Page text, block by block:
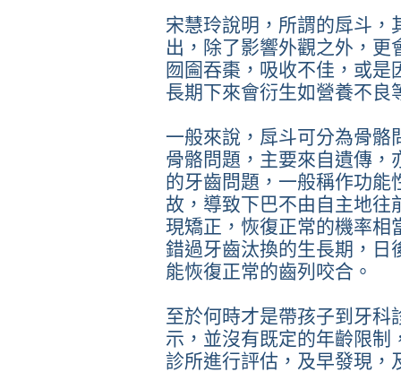
宋慧玲說明，所謂的戽斗，
出，除了影響外觀之外，更
囫圇吞棗，吸收不佳，或
長期下來會衍生如營養不良
一般來說，戽斗可分為骨骼
骨骼問題，主要來自遺傳，
的牙齒問題，一般稱作功能
故，導致下巴不由自主地往
現矯正，恢復正常的機率相
錯過牙齒汰換的生長期，日
能恢復正常的齒列咬合。
至於何時才是帶孩子到牙科
示，並沒有既定的年齡限制
診所進行評估，及早發現，